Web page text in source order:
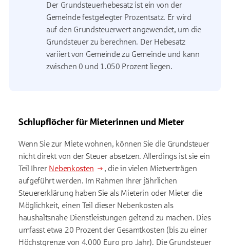
Der Grundsteuerhebesatz ist ein von der
Gemeinde festgelegter Prozentsatz. Er wird
auf den Grundsteuerwert angewendet, um die
Grundsteuer zu berechnen. Der Hebesatz
variiert von Gemeinde zu Gemeinde und kann
zwischen 0 und 1.050 Prozent liegen.
Schlupflöcher für Mieterinnen und Mieter
Wenn Sie zur Miete wohnen, können Sie die Grundsteuer
nicht direkt von der Steuer absetzen. Allerdings ist sie ein
Teil Ihrer Nebenkosten
, die in vielen Mietverträgen
aufgeführt werden. Im Rahmen Ihrer jährlichen
Steuererklärung haben Sie als Mieterin oder Mieter die
Möglichkeit, einen Teil dieser Nebenkosten als
haushaltsnahe Dienstleistungen geltend zu machen. Dies
umfasst etwa 20 Prozent der Gesamtkosten (bis zu einer
Höchstgrenze von 4.000 Euro pro Jahr). Die Grundsteuer